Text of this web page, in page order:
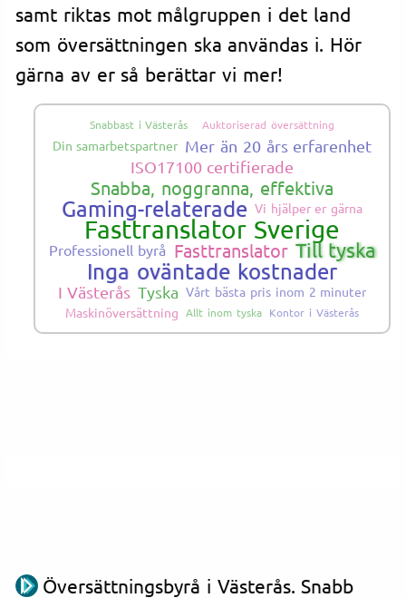
samt riktas mot målgruppen i det land
som översättningen ska användas i. Hör
gärna av er så berättar vi mer!
Snabbast i Västerås Auktoriserad översättning
Din samarbetspartner Mer än 20 års erfarenhet
ISO17100 certifierade
Snabba, noggranna, effektiva
Gaming-relaterade Vi hjälper er gärna
Fasttranslator Sverige
Professionell byrå Fasttranslator Till tyska
Inga oväntade kostnader
I Västerås Tyska Vårt bästa pris inom 2 minuter
Maskinöversättning Allt inom tyska Kontor i Västerås
Översättningsbyrå i Västerås. Snabb